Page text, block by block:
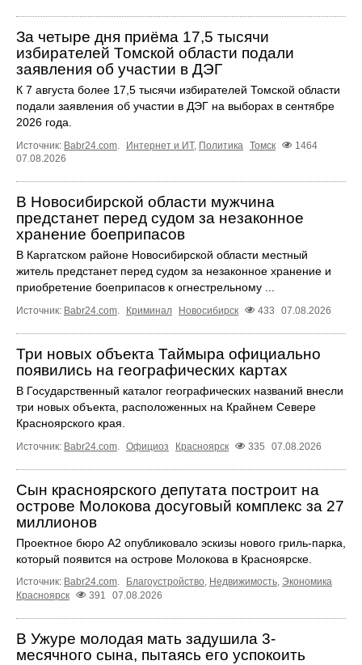
За четыре дня приёма 17,5 тысячи
избирателей Томской области подали
заявления об участии в ДЭГ
К 7 августа более 17,5 тысячи избирателей Томской области
подали заявления об участии в ДЭГ на выборах в сентябре
2026 года.
Источник: Babr24.com. Интернет и ИТ, Политика Томск
1464
07.08.2026
В Новосибирской области мужчина
предстанет перед судом за незаконное
хранение боеприпасов
В Каргатском районе Новосибирской области местный
житель предстанет перед судом за незаконное хранение и
приобретение боеприпасов к огнестрельному ...
Источник: Babr24.com. Криминал Новосибирск 433 07.08.2026
Три новых объекта Таймыра официально
появились на географических картах
В Государственный каталог географических названий внесли
три новых объекта, расположенных на Крайнем Севере
Красноярского края.
Источник: Babr24.com. Официоз Красноярск 335 07.08.2026
Сын красноярского депутата построит на
острове Молокова досуговый комплекс за 27
миллионов
Проектное бюро А2 опубликовало эскизы нового гриль-парка,
который появится на острове Молокова в Красноярске.
Источник: Babr24.com. Благоустройство, Недвижимость, Экономика
Красноярск
391 07.08.2026
В Ужуре молодая мать задушила 3-
месячного сына, пытаясь его успокоить